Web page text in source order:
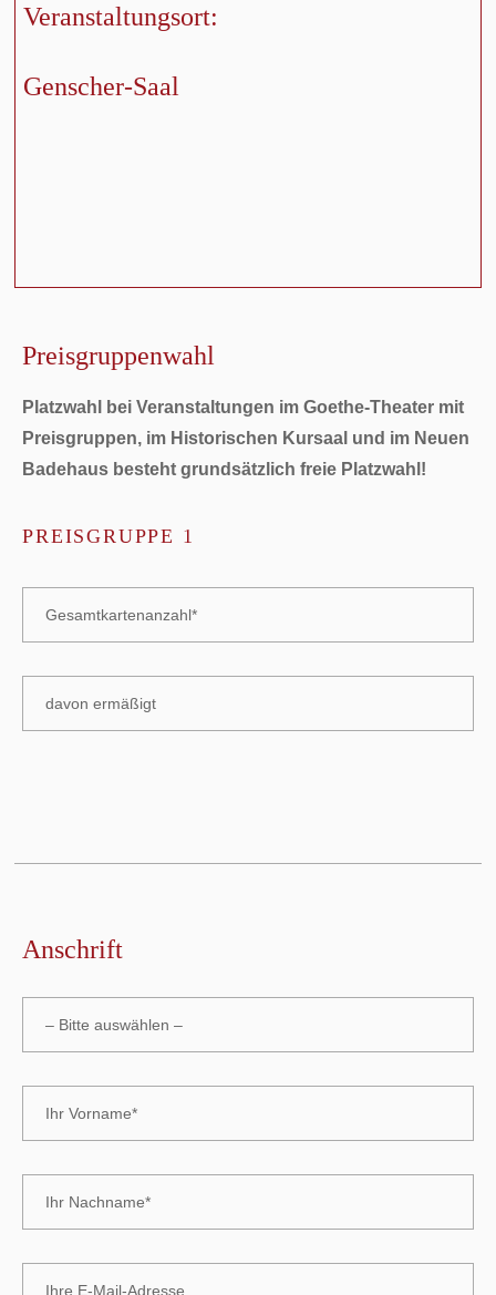
Veranstaltungsort:
Genscher-Saal
Preisgruppenwahl
Platzwahl bei Veranstaltungen im Goethe-Theater mit
Preisgruppen, im Historischen Kursaal und im Neuen
Badehaus besteht grundsätzlich freie Platzwahl!
PREISGRUPPE 1
Anschrift